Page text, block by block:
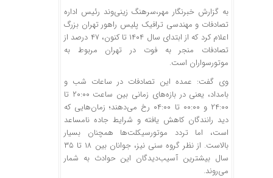
به گزارش خبرنگار مهر،سرهنگ زینی‌وند رئیس اداره
تصادفات و مهندسی ترافیک پلیس راهور تهران بزرگ
اعلام کرد که از ابتدای سال ۱۴۰۴ تا کنون، ۴۷ درصد از
تصادفات منجر به فوت در تهران مربوط به
موتورسواران است.
وی گفت: عمده این تصادفات در ساعات شب و
بامداد، یعنی در بازه‌های زمانی بین ساعت ۲۰:۰۰ تا
۲۴:۰۰ و ۰۰:۰۰ تا ۰۴:۰۰ رخ می‌دهند؛ زمان‌هایی که
دید رانندگان کاهش یافته و شرایط جاده نامساعد
است، اما تردد موتورسیکلت‌ها همچنان بسیار
بالاست. از نظر گروه سنی نیز، جوانان بین ۱۸ تا ۳۵
سال بیشترین آسیب‌دیدگان این حوادث به شمار
می‌روند.